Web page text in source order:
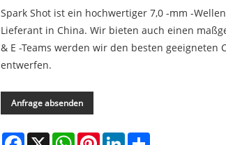
Spark Shot ist ein hochwertiger 7,0 -mm -
Lieferant in China. Wir bieten auch einen
& E -Teams werden wir den besten
entwerfen.
Anfrage absenden
Facebook
X WhatsAppPinterestLinkedInShare